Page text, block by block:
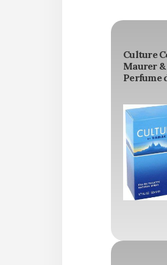
Culture
Maurer
Perfume